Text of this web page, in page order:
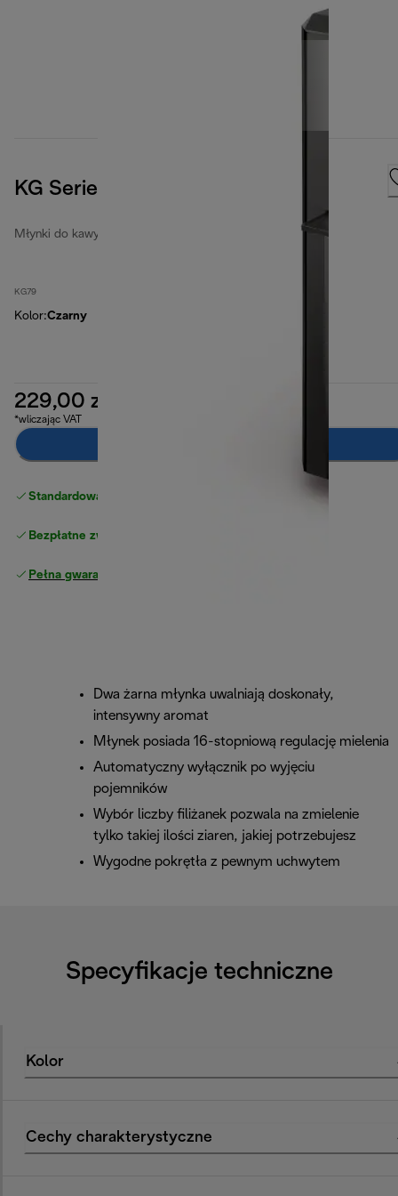
KG Series, Black
Młynki do kawy
KG79
Kolor:Czarny
229,00 zł
*wliczając VAT
Standardowa bezpłatna dostawa
Bezpłatne zwroty
Pełna gwarancja producenta
Dwa żarna młynka uwalniają doskonały,
intensywny aromat
Młynek posiada 16-stopniową regulację mielenia
Automatyczny wyłącznik po wyjęciu
pojemników
Wybór liczby filiżanek pozwala na zmielenie
tylko takiej ilości ziaren, jakiej potrzebujesz
Wygodne pokrętła z pewnym uchwytem
Specyfikacje techniczne
Kolor
Cechy charakterystyczne